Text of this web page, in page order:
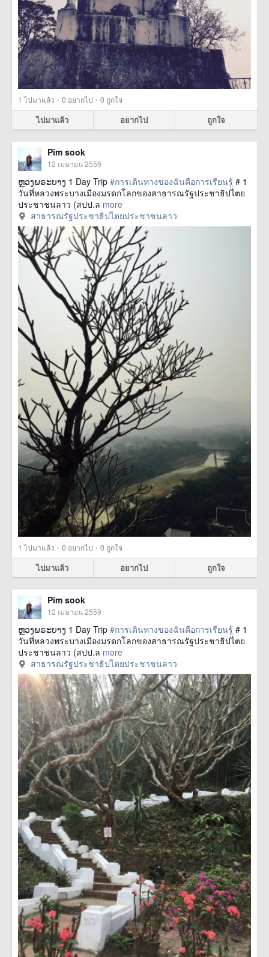
1 ไปมาแล้ว · 0 อยากไป · 0 ถูกใจ
ไปมาแล้ว อยากไป ถูกใจ
Pïm sook
12 เมษายน 2559
ຫຼວງພຣະບາງ 1 Day Trip #การเดินทางของฉันคือการเรียนรู้ # 1
วันที่หลวงพระบางเมืองมรดกโลกของสาธารณรัฐประชาธิปไตย
ประชาชนลาว (สปป.ล more
สาธารณรัฐประชาธิปไตยประชาชนลาว
1 ไปมาแล้ว · 0 อยากไป · 0 ถูกใจ
ไปมาแล้ว อยากไป ถูกใจ
Pïm sook
12 เมษายน 2559
ຫຼວງພຣະບາງ 1 Day Trip #การเดินทางของฉันคือการเรียนรู้ # 1
วันที่หลวงพระบางเมืองมรดกโลกของสาธารณรัฐประชาธิปไตย
ประชาชนลาว (สปป.ล more
สาธารณรัฐประชาธิปไตยประชาชนลาว